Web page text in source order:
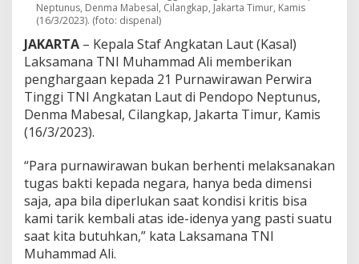
T
N
I
A
L
Y
g
M
a
s
u
k
Neptunus, Denma Mabesal, Cilangkap, Jakarta Timur, Kamis
(16/3/2023). (foto: dispenal)
JAKARTA – Kepala Staf Angkatan Laut (Kasal)
Laksamana TNI Muhammad Ali memberikan
penghargaan kepada 21 Purnawirawan Perwira
Tinggi TNI Angkatan Laut di Pendopo Neptunus,
Denma Mabesal, Cilangkap, Jakarta Timur, Kamis
(16/3/2023).
“Para purnawirawan bukan berhenti melaksanakan
tugas bakti kepada negara, hanya beda dimensi
saja, apa bila diperlukan saat kondisi kritis bisa
kami tarik kembali atas ide-idenya yang pasti suatu
saat kita butuhkan,” kata Laksamana TNI
Muhammad Ali.